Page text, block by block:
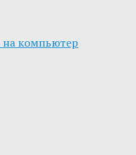
на компьютер